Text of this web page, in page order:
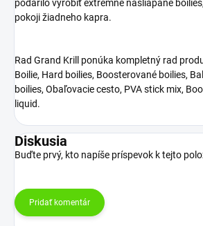
podarilo vyrobiť extrémne našliapané
pokoji žiadneho kapra.
Rad Grand Krill ponúka kompletný rad
Boilie, Hard boilies, Boosterované boilies,
boilies, Obaľovacie cesto, PVA stick mix,
liquid.
Diskusia
Buďte prvý, kto napíše príspevok k tejto
Pridať komentár